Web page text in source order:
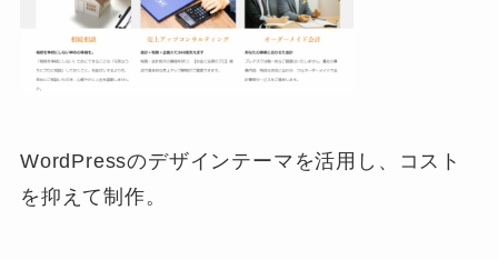
WordPressのデザインテーマを活用し、コスト
を抑えて制作。